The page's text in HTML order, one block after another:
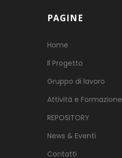
PAGINE
Home
Il Progetto
Gruppo di lavoro
Attività e Formazione
REPOSITORY
News & Eventi
Contatti